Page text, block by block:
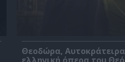
Θεοδώρα,